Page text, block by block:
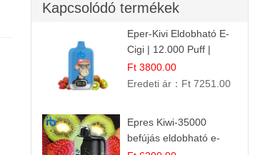
Kapcsolódó termékek
Eper-Kivi Eldobható E-
Cigi | 12.000 Puff |
Édes-Gyümölcs Íz
Ft 3800.00
Eredeti ár： Ft 7251.00
Epres Kiwi-35000
befújás eldobható e-